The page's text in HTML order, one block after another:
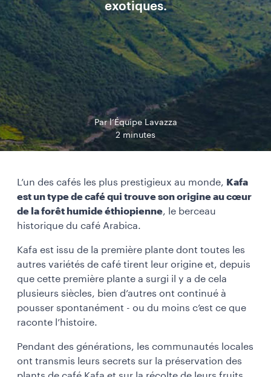
exotiques.
Par l’Équipe Lavazza
2 minutes
L’un des cafés les plus prestigieux au monde, Kafa
est un type de café qui trouve son origine au cœur
de la forêt humide éthiopienne, le berceau
historique du café Arabica.
Kafa est issu de la première plante dont toutes les
autres variétés de café tirent leur origine et, depuis
que cette première plante a surgi il y a de cela
plusieurs siècles, bien d’autres ont continué à
pousser spontanément - ou du moins c’est ce que
raconte l’histoire.
Pendant des générations, les communautés locales
ont transmis leurs secrets sur la préservation des